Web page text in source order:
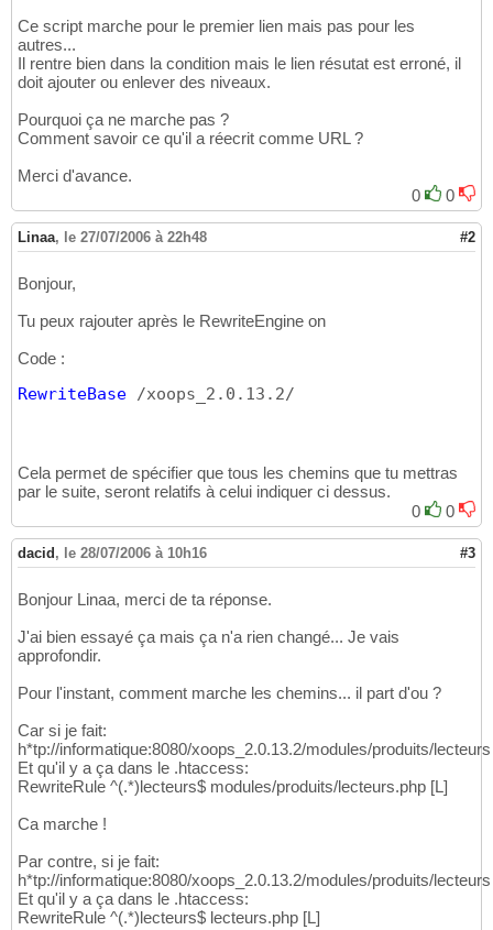
Ce script marche pour le premier lien mais pas pour les
autres...
Il rentre bien dans la condition mais le lien résutat est erroné, il
doit ajouter ou enlever des niveaux.
Pourquoi ça ne marche pas ?
Comment savoir ce qu'il a réecrit comme URL ?
Merci d'avance.
0
0
Linaa, le 27/07/2006 à 22h48 #2
Bonjour,
Tu peux rajouter après le RewriteEngine on
Code :
RewriteBase /xoops_2.0.13.2/
Cela permet de spécifier que tous les chemins que tu mettras
par le suite, seront relatifs à celui indiquer ci dessus.
0
0
dacid , le 28/07/2006 à 10h16 #3
Bonjour Linaa, merci de ta réponse.
J'ai bien essayé ça mais ça n'a rien changé... Je vais
approfondir.
Pour l'instant, comment marche les chemins... il part d'ou ?
Car si je fait:
h*tp://informatique:8080/xoops_2.0.13.2/modules/produits/lecteurs
Et qu'il y a ça dans le .htaccess:
RewriteRule ^(.*)lecteurs$ modules/produits/lecteurs.php [L]
Ca marche !
Par contre, si je fait:
h*tp://informatique:8080/xoops_2.0.13.2/modules/produits/lecteurs
Et qu'il y a ça dans le .htaccess:
RewriteRule ^(.*)lecteurs$ lecteurs.php [L]